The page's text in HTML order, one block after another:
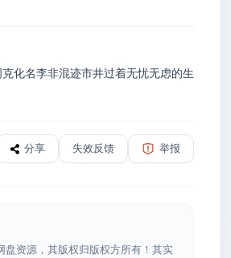
化名李非混迹市井过着无忧无虑的生
分享 失效反馈 举报
资源，其版权归版权方所有！其实